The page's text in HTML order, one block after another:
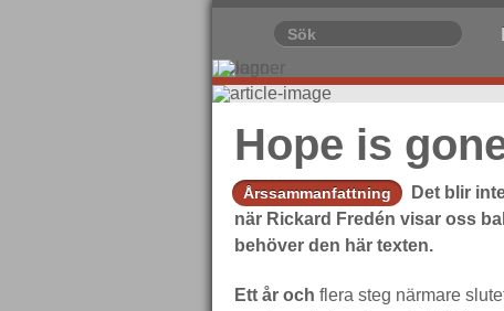
Hope is
Årssammanfattning
Det blir
när Rickard Fredén visar oss
behöver den här texten.
Ett år och flera steg närmare